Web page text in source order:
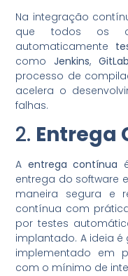
Na integração
que todos os
automaticamente
comoJenkins,
processo de
acelera o
falhas.
2. Entrega
A entrega contínua
entrega do software
maneira segura e
contínua com
por testes
implantado. A ideia
implementado em
com o mínimo de